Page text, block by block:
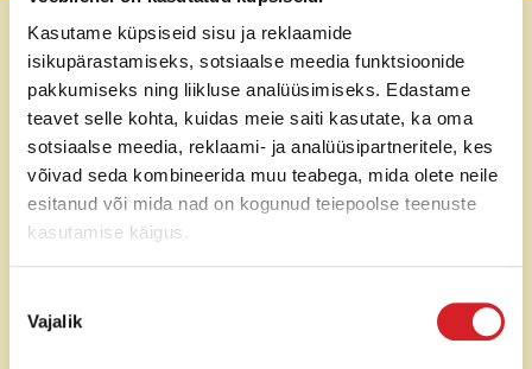
Kasutame küpsiseid sisu ja reklaamide
isikupärastamiseks, sotsiaalse meedia funktsioonide
pakkumiseks ning liikluse analüüsimiseks. Edastame
teavet selle kohta, kuidas meie saiti kasutate, ka oma
sotsiaalse meedia, reklaami- ja analüüsipartneritele, kes
võivad seda kombineerida muu teabega, mida olete neile
esitanud või mida nad on kogunud teiepoolse teenuste
kasutamise käigus.
valik
Vajalik
Svars 166kg
Vibrācijas triecienspēks 30 kN
Darba platums 500 mm
Dzinējs Honda GX270
Gaitas ātrums